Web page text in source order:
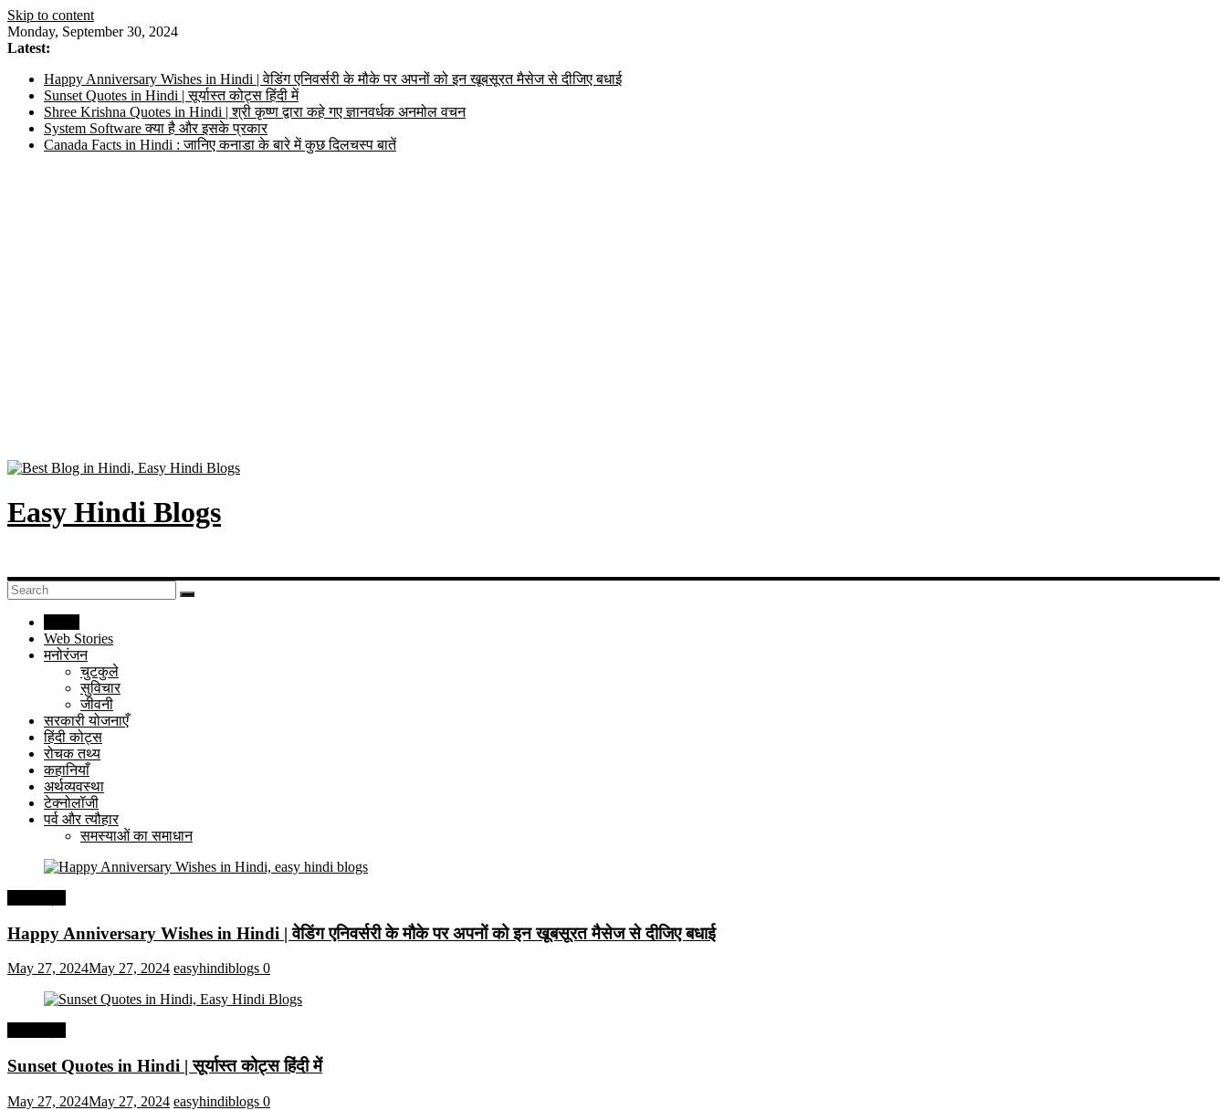
Skip to content
Monday, September 30, 2024
Latest:
Happy Anniversary Wishes in Hindi | वेडिंग एनिवर्सरी के मौके पर अपनों को इन खूबसूरत मैसेज से दीजिए बधाई
Sunset Quotes in Hindi | सूर्यास्त कोट्स हिंदी में
Shree Krishna Quotes in Hindi | श्री कृष्ण द्वारा कहे गए ज्ञानवर्धक अनमोल वचन
System Software क्या है और इसके प्रकार
Canada Facts in Hindi : जानिए कनाडा के बारे में कुछ दिलचस्प बातें
Easy Hindi Blogs
Web Stories
मनोरंजन
चुटकुले
सुविचार
जीवनी
सरकारी योजनाएँ
हिंदी कोट्स
रोचक तथ्य
कहानियाँ
अर्थव्यवस्था
टेक्नोलॉजी
पर्व और त्यौहार
समस्याओं का समाधान
Happy Anniversary Wishes in Hindi | वेडिंग एनिवर्सरी के मौके पर अपनों को इन खूबसूरत मैसेज से दीजिए बधाई
May 27, 2024May 27, 2024 easyhindiblogs 0
Sunset Quotes in Hindi | सूर्यास्त कोट्स हिंदी में
May 27, 2024May 27, 2024 easyhindiblogs 0